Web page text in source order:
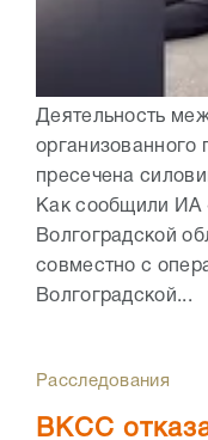
Деятельность
организованного
пресечена
Как сообщили ИА
Волгоградской
совместно с
Волгоградской...
Расследования
ВКСС